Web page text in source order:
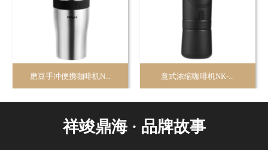
磨豆手冲便携咖啡机N... 意式浓缩咖啡机NK-...
祥竣鼎海 · 品牌故事